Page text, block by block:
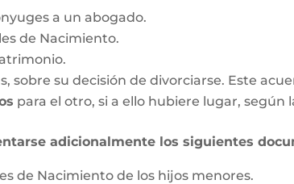
a un abogado.
de Nacimiento.
sobre su decisión de divorciarse. Este
para el otro, si a ello hubiere lugar, según
adicionalmente los siguientes
de Nacimiento de los hijos menores.